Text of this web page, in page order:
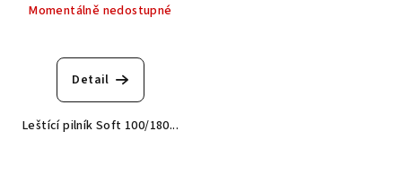
Momentálně nedostupné
hodnocení
produktu
z
Detail
Leštící pilník Soft 100/180...